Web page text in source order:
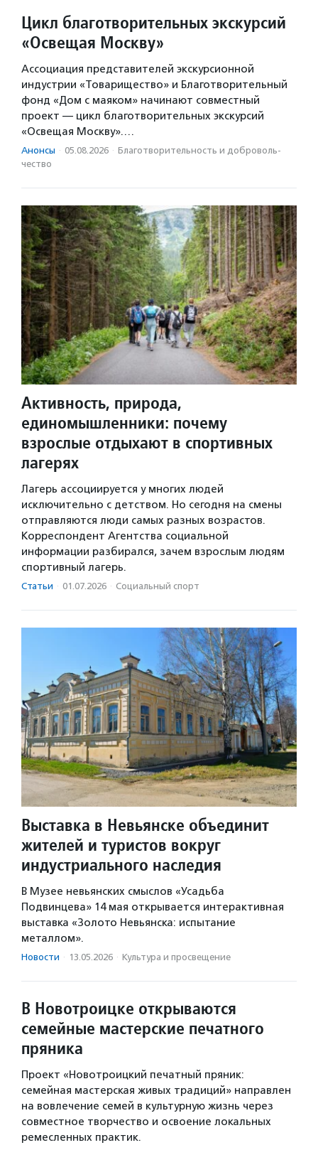
Цикл благотворительных экскурсий
«Освещая Москву»
Ассоциация представителей экскурсионной
индустрии «Товарищество» и Благотворительный
фонд «Дом с маяком» начинают совместный
проект — цикл благотворительных экскурсий
«Освещая Москву».…
Анонсы · 05.08.2026 · Благотвори­тель­ность и доброволь­
чест­во
Активность, природа,
единомышленники: почему
взрослые отдыхают в спортивных
лагерях
Лагерь ассоциируется у многих людей
исключительно с детством. Но сегодня на смены
отправляются люди самых разных возрастов.
Корреспондент Агентства социальной
информации разбирался, зачем взрослым людям
спортивный лагерь.
Статьи · 01.07.2026 · Социальный спорт
Выставка в Невьянске объединит
жителей и туристов вокруг
индустриального наследия
В Музее невьянских смыслов «Усадьба
Подвинцева» 14 мая открывается интерактивная
выставка «Золото Невьянска: испытание
металлом».
Новости · 13.05.2026 · Культура и просвещение
В Новотроицке открываются
семейные мастерские печатного
пряника
Проект «Новотроицкий печатный пряник:
семейная мастерская живых традиций» направлен
на вовлечение семей в культурную жизнь через
совместное творчество и освоение локальных
ремесленных практик.